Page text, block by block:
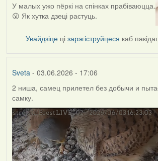
У малых ужо пёркі на спінках прабіваюцца.
😮 Як хутка дзеці растуць.
Увайдзіце цізарэгіструйцеся каб
Sveta- 03.06.2026 - 17:06
2 ниша, самец прилетел без добычи и
самку.